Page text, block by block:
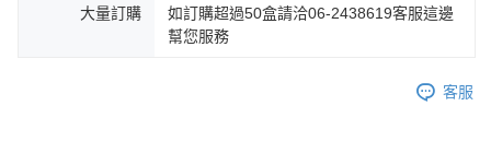
大量訂購
如訂購超過50盒請洽06-2438619客服這邊
幫您服務
客服